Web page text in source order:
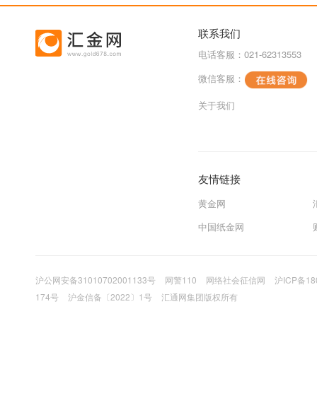
联系我们
电话客服：021-62313553
微信客服：
关于我们
友情链接
黄金网
中国纸金网
沪公网安备31010702001133号 网警110 网络社会征信网
沪ICP备
174号
沪金信备〔2022〕1号 汇通网集团版权所有